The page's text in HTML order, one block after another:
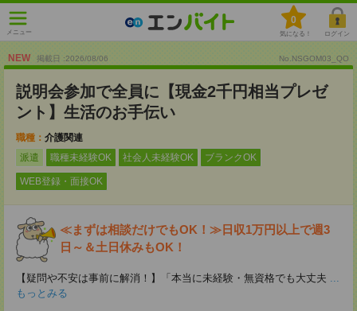
メニュー
0
気になる！ ログイン
NEW 掲載日 :2026/08/06 No.NSGOM03_QO
説明会参加で全員に【現金2千円相当プレゼ
ント】生活のお手伝い
職種： 介護関連
派遣
職種未経験OK 社会人未経験OK ブランクOK
WEB登録・面接OK
≪まずは相談だけでもOK！≫日収1万円以上で週3
日～＆土日休みもOK！
【疑問や不安は事前に解消！】「本当に未経験・無資格でも大丈夫 ...
もっとみる